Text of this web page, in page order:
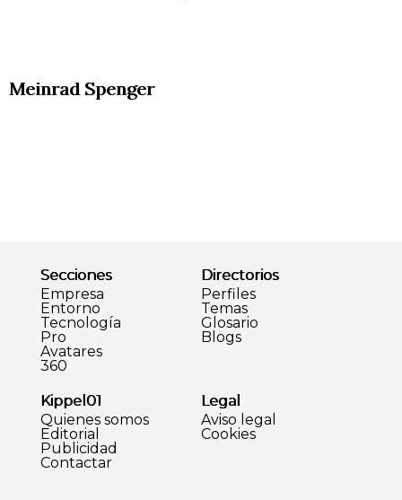
Meinrad Spenger
Secciones
Empresa
Entorno
Tecnología
Pro
Avatares
360
Directorios
Perfiles
Temas
Glosario
Blogs
Kippel01
Quienes somos
Editorial
Publicidad
Contactar
Legal
Aviso legal
Cookies